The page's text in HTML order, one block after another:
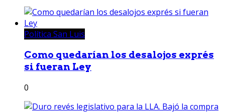
Política San Luis
Como quedarían los desalojos exprés
si fueran Ley
0